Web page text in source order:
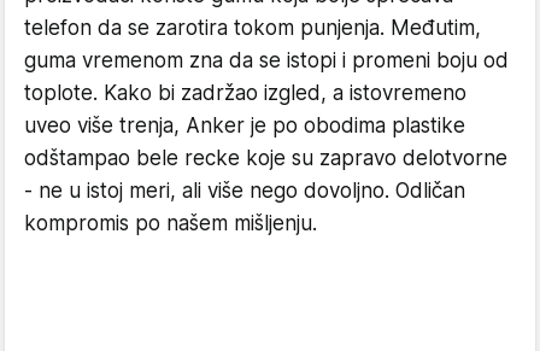
telefon da se zarotira tokom punjenja. Međutim,
guma vremenom zna da se istopi i promeni boju od
toplote. Kako bi zadržao izgled, a istovremeno
uveo više trenja, Anker je po obodima plastike
odštampao bele recke koje su zapravo delotvorne
- ne u istoj meri, ali više nego dovoljno. Odličan
kompromis po našem mišljenju.